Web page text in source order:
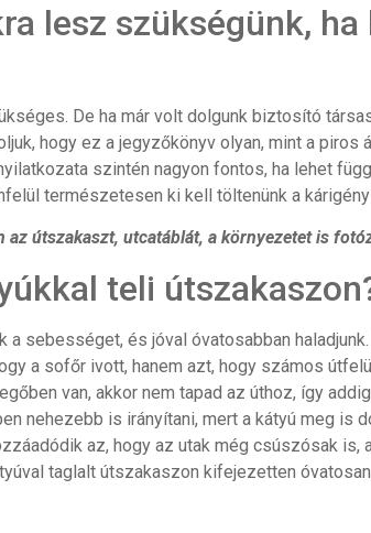
lesz szükségünk,
De ha már volt dolgunk biztosító
hogy ez a jegyzőkönyv olyan, mint a
szintén nagyon fontos, ha lehet
természetesen ki kell töltenünk a
útszakaszt, utcatáblát, a környezetet is
teli
sebességet, és jóval óvatosabban
a sofőr ivott, hanem azt, hogy számos
van, akkor nem tapad az úthoz, így
nehezebb is irányítani, mert a kátyú meg is
az, hogy az utak még csúszósak is,
taglalt útszakaszon kifejezetten